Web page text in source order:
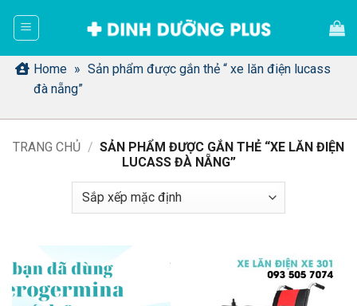
dung Home » Sản phẩm được gắn thẻ “ xe lăn điện lucass
đà nẵng”
TRANG CHỦ / SẢN PHẨM ĐƯỢC GẮN THẺ “XE LĂN ĐIỆN
LUCASS ĐÀ NẴNG”